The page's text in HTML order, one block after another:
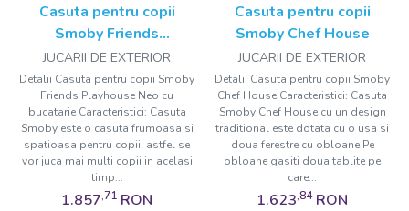
Casuta pentru copii
Smoby Friends
Playhouse Neo cu
bucatarie
JUCARII DE EXTERIOR
Detalii Casuta pentru copii Smoby
Friends Playhouse Neo cu
bucatarie Caracteristici: Casuta
Smoby este o casuta frumoasa si
spatioasa pentru copii, astfel se
vor juca mai multi copii in acelasi
timp...
1.857,71 RON
Casuta pentru copii
Smoby Chef House
JUCARII DE EXTERIOR
Detalii Casuta pentru copii Smoby
Chef House Caracteristici: Casuta
Smoby Chef House cu un design
traditional este dotata cu o usa si
doua ferestre cu obloane Pe
obloane gasiti doua tablite pe
care...
1.623,84 RON